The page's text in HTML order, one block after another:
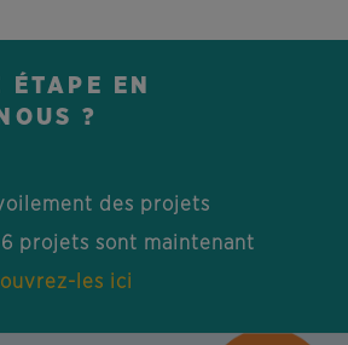
EN
?
des projets
6 projets sont maintenant
les ici